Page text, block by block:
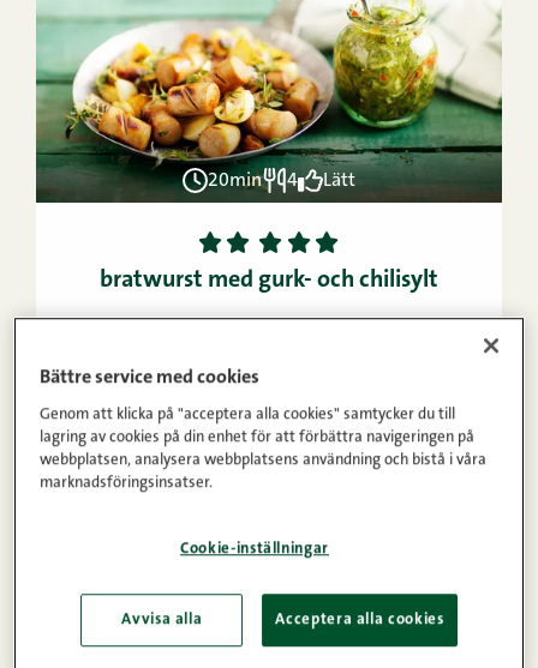
20min 4 Lätt
1 2 3 4
5
bratwurst med gurk- och chilisylt
2 Lätt
Bättre service med cookies
Genom att klicka på "acceptera alla cookies" samtycker du till
lagring av cookies på din enhet för att förbättra navigeringen på
webbplatsen, analysera webbplatsens användning och bistå i våra
marknadsföringsinsatser.
Cookie-inställningar
Avvisa alla Acceptera alla cookies